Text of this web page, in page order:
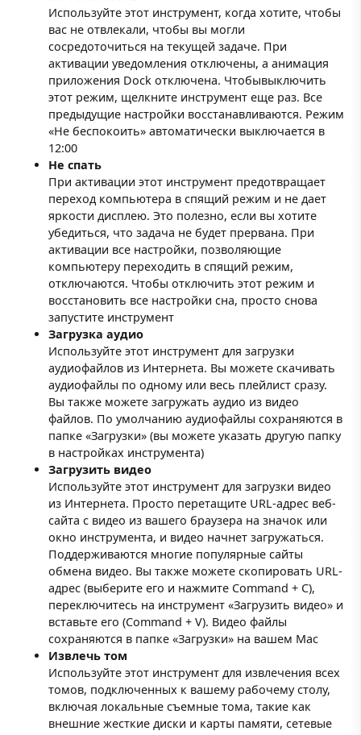
Используйте этот инструмент, когда хотите, чтобы
вас не отвлекали, чтобы вы могли
сосредоточиться на текущей задаче. При
активации уведомления отключены, а анимация
приложения Dock отключена. Чтобывыключить
этот режим, щелкните инструмент еще раз. Все
предыдущие настройки восстанавливаются. Режим
«Не беспокоить» автоматически выключается в
12:00
Не спать
При активации этот инструмент предотвращает
переход компьютера в спящий режим и не дает
яркости дисплею. Это полезно, если вы хотите
убедиться, что задача не будет прервана. При
активации все настройки, позволяющие
компьютеру переходить в спящий режим,
отключаются. Чтобы отключить этот режим и
восстановить все настройки сна, просто снова
запустите инструмент
Загрузка аудио
Используйте этот инструмент для загрузки
аудиофайлов из Интернета. Вы можете скачивать
аудиофайлы по одному или весь плейлист сразу.
Вы также можете загружать аудио из видео
файлов. По умолчанию аудиофайлы сохраняются в
папке «Загрузки» (вы можете указать другую папку
в настройках инструмента)
Загрузить видео
Используйте этот инструмент для загрузки видео
из Интернета. Просто перетащите URL-адрес веб-
сайта с видео из вашего браузера на значок или
окно инструмента, и видео начнет загружаться.
Поддерживаются многие популярные сайты
обмена видео. Вы также можете скопировать URL-
адрес (выберите его и нажмите Command + C),
переключитесь на инструмент «Загрузить видео» и
вставьте его (Command + V). Видео файлы
сохраняются в папке «Загрузки» на вашем Mac
Извлечь том
Используйте этот инструмент для извлечения всех
томов, подключенных к вашему рабочему столу,
включая локальные съемные тома, такие как
внешние жесткие диски и карты памяти, сетевые